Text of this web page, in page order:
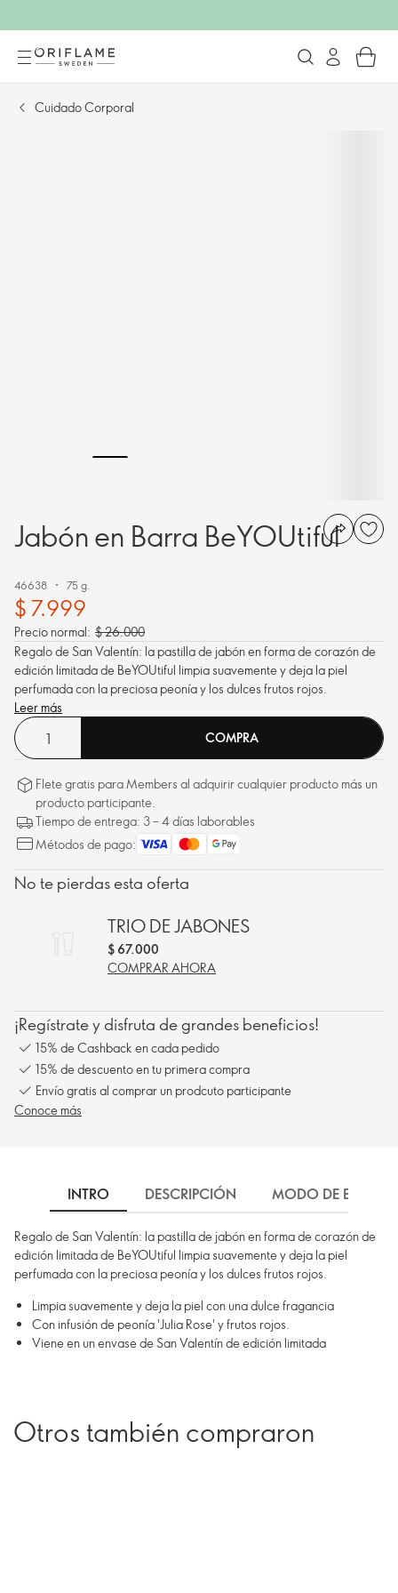
Cuidado Corporal
Jabón en Barra BeYOUtiful
46638 75 g.
$ 7.999
Precio normal: $ 26.000
Regalo de San Valentín: la pastilla de jabón en forma de corazón de
edición limitada de BeYOUtiful limpia suavemente y deja la piel
perfumada con la preciosa peonía y los dulces frutos rojos.
Leer más
COMPRA
Flete gratis para Members al adquirir cualquier producto más un
producto participante.
Tiempo de entrega: 3 – 4 días laborables
Métodos de pago:
No te pierdas esta oferta
TRIO DE JABONES
$ 67.000
COMPRAR AHORA
¡Regístrate y disfruta de grandes beneficios!
15% de Cashback en cada pedido
15% de descuento en tu primera compra
Envío gratis al comprar un prodcuto participante
Conoce más
INTRO DESCRIPCIÓN MODO DE EMPLEO
Regalo de San Valentín: la pastilla de jabón en forma de corazón de
edición limitada de BeYOUtiful limpia suavemente y deja la piel
perfumada con la preciosa peonía y los dulces frutos rojos.
Limpia suavemente y deja la piel con una dulce fragancia
Con infusión de peonía 'Julia Rose' y frutos rojos.
Viene en un envase de San Valentín de edición limitada
Otros también compraron